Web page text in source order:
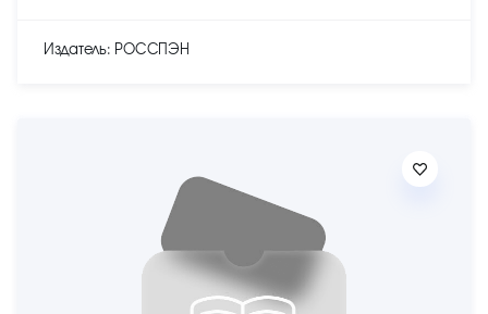
Издатель: РОССПЭН